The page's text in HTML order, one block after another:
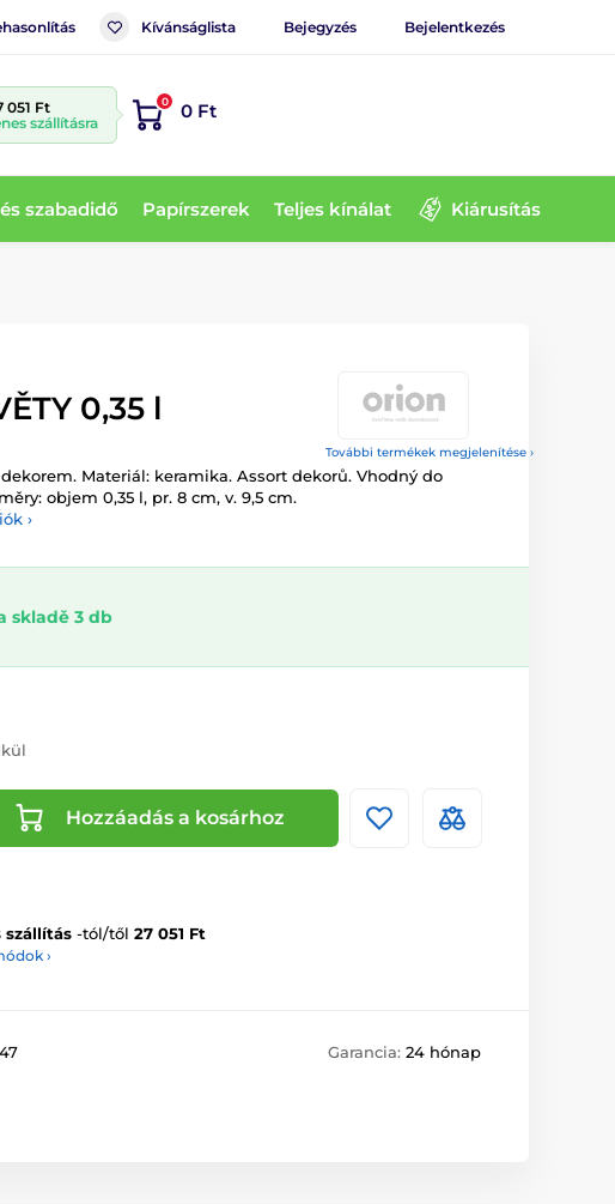
Kívánságlista Bejegyzés Bejelentkezés
051 Ft
szállításra
0 0 Ft
szabadidő Papírszerek Teljes kínálat Kiárusítás
További termékek megjelenítése ›
0,35 l
Materiál: keramika. Assort dekorů. Vhodný do
objem 0,35 l, pr. 8 cm, v. 9,5 cm.
›
skladě 3 db
Hozzáadás a kosárhoz
szállítás -tól/től 27 051 Ft
›
Garancia: 24 hónap